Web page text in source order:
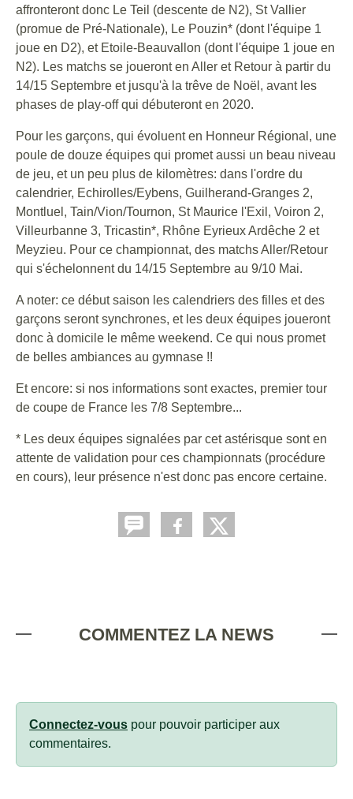
affronteront donc Le Teil (descente de N2), St Vallier
(promue de Pré-Nationale), Le Pouzin* (dont l'équipe 1
joue en D2), et Etoile-Beauvallon (dont l'équipe 1 joue en
N2). Les matchs se joueront en Aller et Retour à partir du
14/15 Septembre et jusqu'à la trêve de Noël, avant les
phases de play-off qui débuteront en 2020.
Pour les garçons, qui évoluent en Honneur Régional, une
poule de douze équipes qui promet aussi un beau niveau
de jeu, et un peu plus de kilomètres: dans l'ordre du
calendrier, Echirolles/Eybens, Guilherand-Granges 2,
Montluel, Tain/Vion/Tournon, St Maurice l'Exil, Voiron 2,
Villeurbanne 3, Tricastin*, Rhône Eyrieux Ardêche 2 et
Meyzieu. Pour ce championnat, des matchs Aller/Retour
qui s'échelonnent du 14/15 Septembre au 9/10 Mai.
A noter: ce début saison les calendriers des filles et des
garçons seront synchrones, et les deux équipes joueront
donc à domicile le même weekend. Ce qui nous promet
de belles ambiances au gymnase !!
Et encore: si nos informations sont exactes, premier tour
de coupe de France les 7/8 Septembre...
* Les deux équipes signalées par cet astérisque sont en
attente de validation pour ces championnats (procédure
en cours), leur présence n'est donc pas encore certaine.
COMMENTEZ LA NEWS
Connectez-vous pour pouvoir participer aux
commentaires.